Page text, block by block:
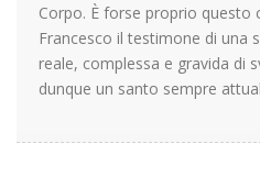
Corpo. È forse proprio questo
Francesco il testimone di una
reale, complessa e gravida di
dunque un santo sempre